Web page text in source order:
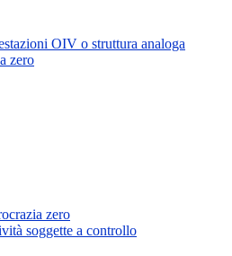
OIV o struttura analoga
zero
zero
soggette a controllo